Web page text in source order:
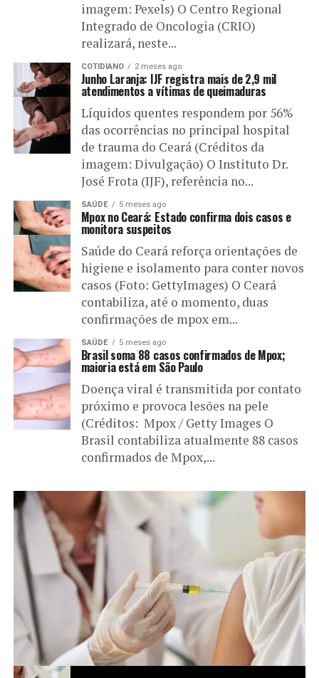
imagem: Pexels) O Centro Regional
Integrado de Oncologia (CRIO)
realizará, neste...
COTIDIANO 2 meses ago
Junho Laranja: IJF registra mais de 2,9 mil
atendimentos a vítimas de queimaduras
Líquidos quentes respondem por 56%
das ocorrências no principal hospital
de trauma do Ceará (Créditos da
imagem: Divulgação) O Instituto Dr.
José Frota (IJF), referência no...
SAÚDE 5 meses ago
Mpox no Ceará: Estado confirma dois casos e
monitora suspeitos
Saúde do Ceará reforça orientações de
higiene e isolamento para conter novos
casos (Foto: GettyImages) O Ceará
contabiliza, até o momento, duas
confirmações de mpox em...
SAÚDE 5 meses ago
Brasil soma 88 casos confirmados de Mpox;
maioria está em São Paulo
Doença viral é transmitida por contato
próximo e provoca lesões na pele
(Créditos: Mpox / Getty Images O
Brasil contabiliza atualmente 88 casos
confirmados de Mpox,...